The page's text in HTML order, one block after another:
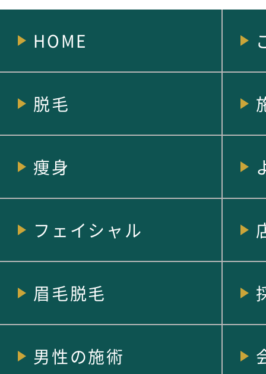
HOME
脱毛
痩身
フェイシャル
眉毛脱毛
男性の施術